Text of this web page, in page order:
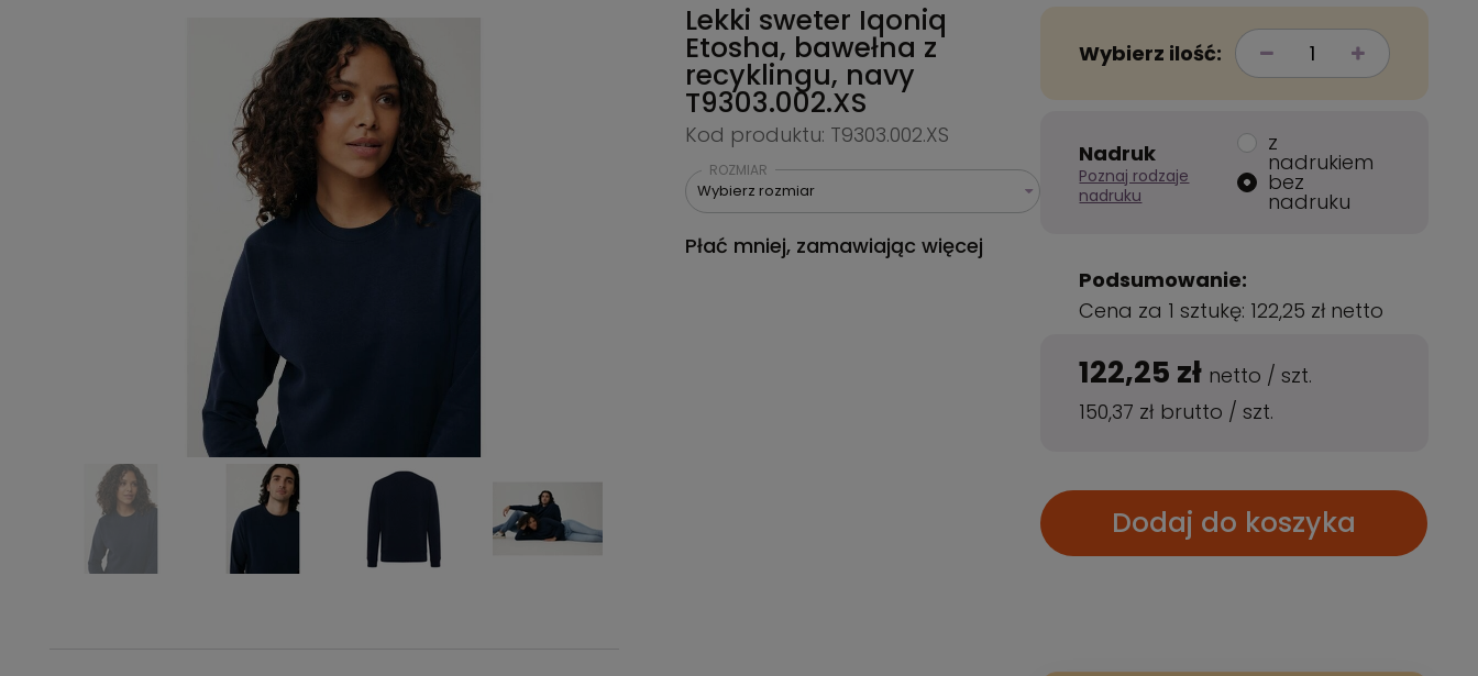
Lekki sweter Iqoniq
Etosha, bawełna z
recyklingu, navy
T9303.002.XS
Kod produktu: T9303.002.XS
ROZMIAR
Wybierz rozmiar
Płać mniej, zamawiając więcej
Wybierz ilość:
Nadruk
Poznaj rodzaje
nadruku
z
nadrukiem
bez
nadruku
Podsumowanie:
Cena za 1 sztukę: 122,25 zł netto
122,25 zł netto /szt.
150,37 zł brutto /szt.
Dodaj do koszyka